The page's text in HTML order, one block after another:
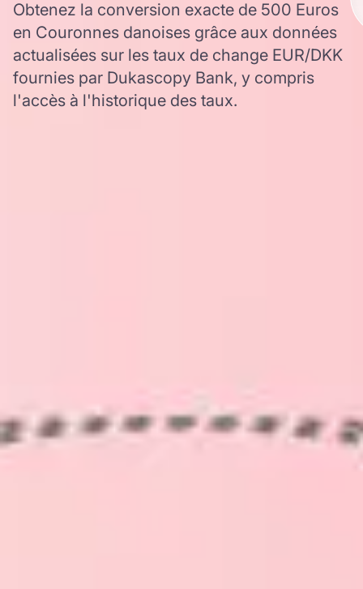
Obtenez la conversion exacte de 500 Euros
en Couronnes danoises grâce aux données
actualisées sur les taux de change EUR/DKK
fournies par Dukascopy Bank, y compris
l'accès à l'historique des taux.